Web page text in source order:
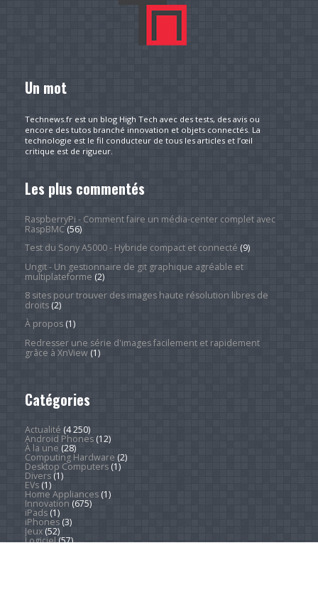
Un mot
Technews.fr est un blog High Tech avec des tests, des avis ou
encore des tutos branché innovation et objets connectés. La
technologie est le fil conducteur de tous les articles et l’œil
critique est de rigueur.
Les plus commentés
RaspberryPi - Comment faire un média-center complet avec
RaspBMC(56)
Test du Sony A5000 - Hybride compact et connecté (9)
Ungit - Un gestionnaire de git graphique agréable et
multiplateforme (2)
8 sites pour trouver des images haute résolution libres de
droits(2)
À propos(1)
Redresser une série d'images facilement et rapidement
grâce à XnView(1)
Catégories
Actualité (4 250)
Android Phones(12)
À la une (28)
Computing Hardware (2)
Desktop Computers(1)
Divers(1)
EVs(1)
Home Appliances(1)
Innovation (675)
iPads(1)
iPhones(3)
Jeux(52)
Logiciel(57)